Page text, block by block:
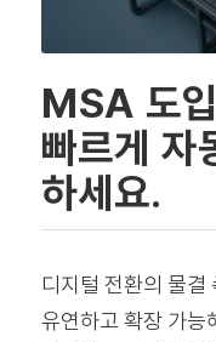
MSA 도
빠르게 자
하세요.
디지털 전환의 물결
유연하고 확장 가능